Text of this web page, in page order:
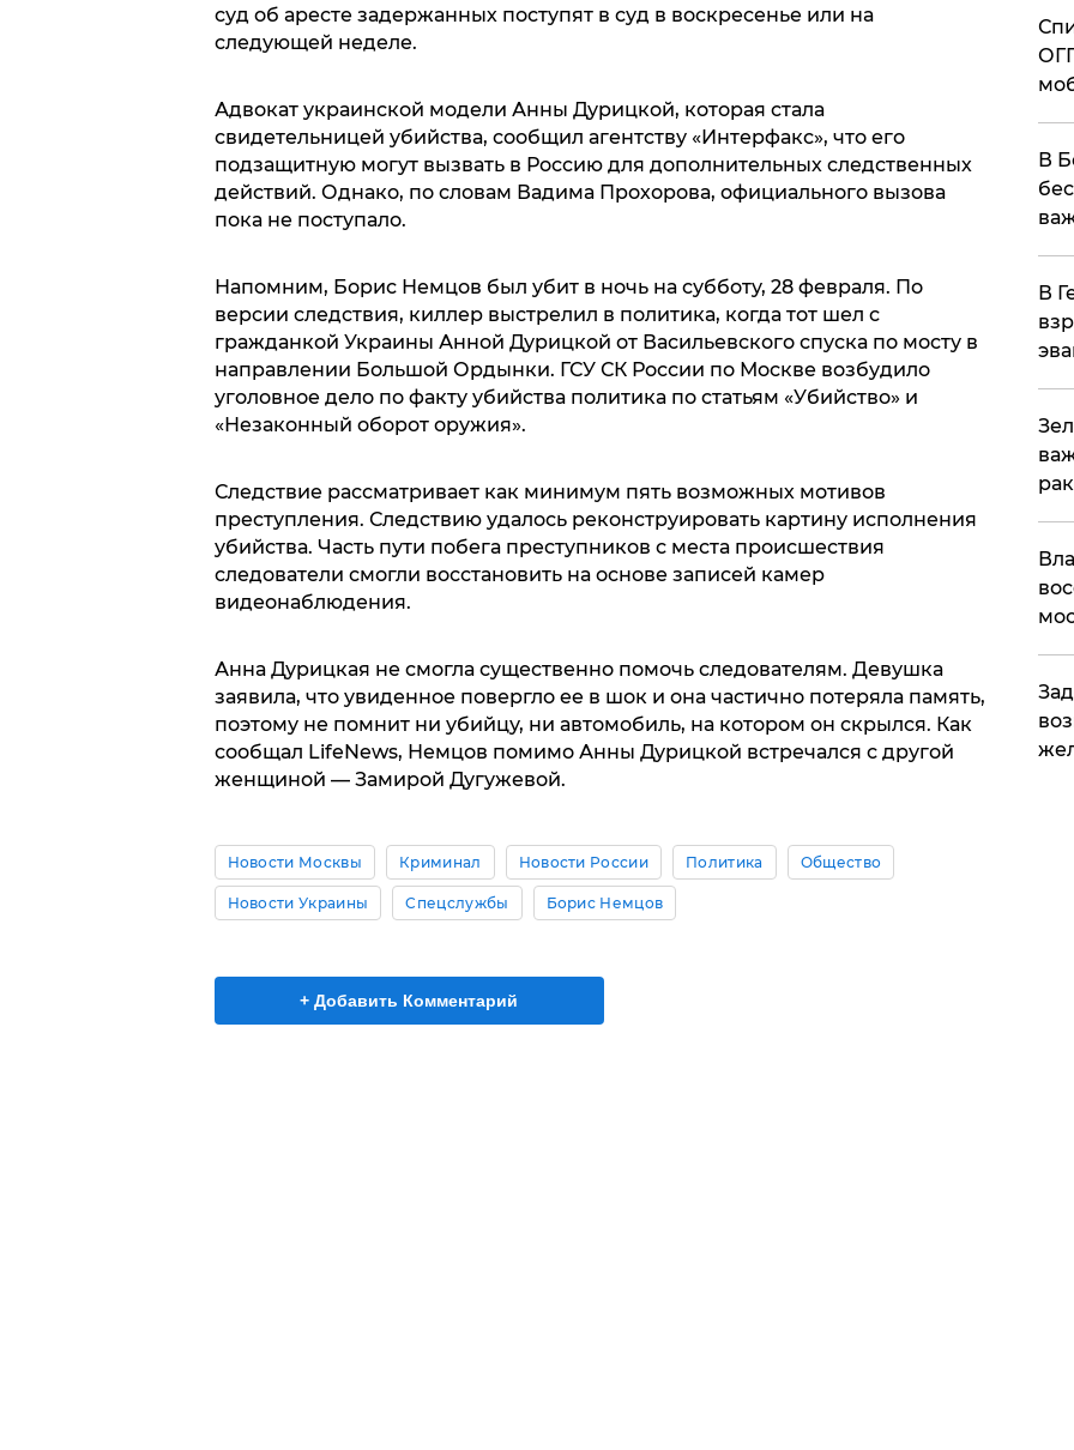
суд об аресте задержанных поступят в суд в воскресенье или на
следующей неделе.
Адвокат украинской модели Анны Дурицкой, которая стала
свидетельницей убийства, сообщил агентству «Интерфакс», что его
подзащитную могут вызвать в Россию для дополнительных следственных
действий. Однако, по словам Вадима Прохорова, официального вызова
пока не поступало.
Напомним, Борис Немцов был убит в ночь на субботу, 28 февраля. По
версии следствия, киллер выстрелил в политика, когда тот шел с
гражданкой Украины Анной Дурицкой от Васильевского спуска по мосту в
направлении Большой Ордынки. ГСУ СК России по Москве возбудило
уголовное дело по факту убийства политика по статьям «Убийство» и
«Незаконный оборот оружия».
Следствие рассматривает как минимум пять возможных мотивов
преступления. Следствию удалось реконструировать картину исполнения
убийства. Часть пути побега преступников с места происшествия
следователи смогли восстановить на основе записей камер
видеонаблюдения.
Анна Дурицкая не смогла существенно помочь следователям. Девушка
заявила, что увиденное повергло ее в шок и она частично потеряла память,
поэтому не помнит ни убийцу, ни автомобиль, на котором он скрылся. Как
сообщал LifeNews, Немцов помимо Анны Дурицкой встречался с другой
женщиной — Замирой Дугужевой.
Новости Москвы Криминал Новости России Политика Общество
Новости Украины Спецслужбы Борис Немцов
+ Добавить Комментарий
В
В